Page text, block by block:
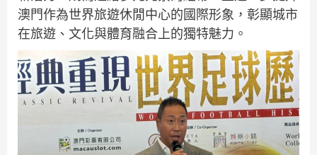
澳門作為世界旅遊休閒中心的國際形象，彰顯城市
在旅遊、文化與體育融合上的獨特魅力。